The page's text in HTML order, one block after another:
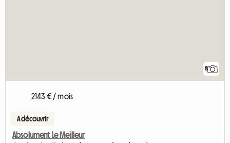
8
2143 € / mois
A découvrir
Absolument Le Meilleur